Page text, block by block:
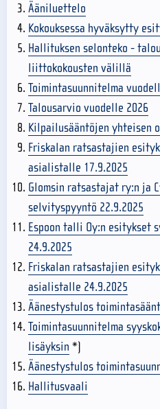
Ääniluettelo
Kokouksessa hyväksytty
Hallituksen selonteko -
liittokokousten välillä
Toimintasuunnitelma
Talousarvio vuodelle 2026
Kilpailusääntöjen yhteisen
Friskalan ratsastajien
asialistalle 17.9.2025
Glomsin ratsastajat ry:n ja
selvityspyyntö 22.9.2025
Espoon talli Oy:n esitykset
24.9.2025
Friskalan ratsastajien
asialistalle 24.9.2025
Äänestystulos
Toimintasuunnitelma
lisäyksin *)
Äänestystulos
Hallitusvaali